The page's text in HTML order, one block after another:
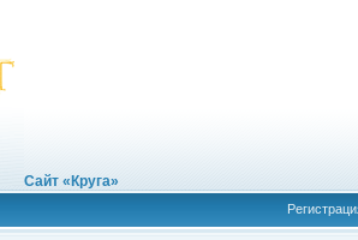
Сайт «Круга»